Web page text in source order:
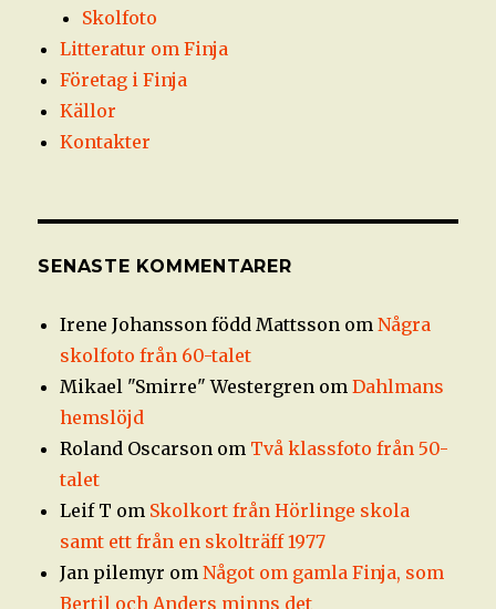
Skolfoto
Litteratur om Finja
Företag i Finja
Källor
Kontakter
SENASTE KOMMENTARER
Irene Johansson född Mattsson omNågra
skolfoto från 60-talet
Mikael "Smirre" Westergren omDahlmans
hemslöjd
Roland Oscarson om Två klassfoto från 50-
talet
Leif T om Skolkort från Hörlinge skola
samt ett från en skolträff 1977
Jan pilemyr omNågot om gamla Finja, som
Bertil och Anders minns det